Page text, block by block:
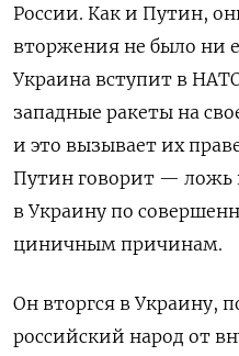
России. Как и Путин,
вторжения не было ни
Украина вступит в
западные ракеты на
и это вызывает их
Путин говорит — ложь
в Украину по
циничным причинам.
Он вторгся в Украину,
российский народ от